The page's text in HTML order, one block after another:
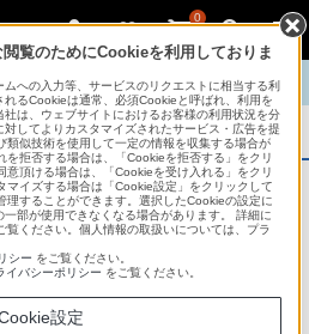
0
商品概要 商品情報 English 中文
ルは、いろいろな国
証を実施しています。
覧のためにCookieを利用しておりま
への入力等、サービスのリクエストに相当する利
るCookieは通常、必須Cookieと呼ばれ、利用を
は、ウェブサイトにおけるお客様の利用状況を分
してよりカスタマイズされたサービス・広告を提
似技術を使用して一定の情報を収集する場合が
を拒否する場合は、「Cookieを拒否する」をクリ
意頂ける場合は、「Cookieを受け入れる」をクリ
マイズする場合は「Cookie設定」をクリックして
理することができます。選択したCookieの設定に
部が使用できなくなる場合があります。 詳細に
ください。個人情報の取扱いについては、プラ
シー をご覧ください。
イバシーポリシー をご覧ください。
設定